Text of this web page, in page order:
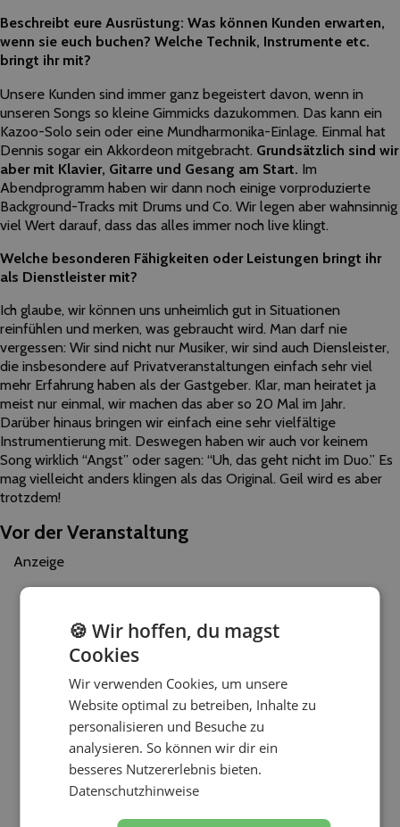
Beschreibt eure Ausrüstung: Was können Kunden erwarten,
wenn sie euch buchen? Welche Technik, Instrumente etc.
bringt ihr mit?
Unsere Kunden sind immer ganz begeistert davon, wenn in
unseren Songs so kleine Gimmicks dazukommen. Das kann ein
Kazoo-Solo sein oder eine Mundharmonika-Einlage. Einmal hat
Dennis sogar ein Akkordeon mitgebracht. Grundsätzlich sind wir
aber mit Klavier, Gitarre und Gesang am Start. Im
Abendprogramm haben wir dann noch einige vorproduzierte
Background-Tracks mit Drums und Co. Wir legen aber wahnsinnig
viel Wert darauf, dass das alles immer noch live klingt.
Welche besonderen Fähigkeiten oder Leistungen bringt ihr
als Dienstleister mit?
Ich glaube, wir können uns unheimlich gut in Situationen
reinfühlen und merken, was gebraucht wird. Man darf nie
vergessen: Wir sind nicht nur Musiker, wir sind auch Diensleister,
die insbesondere auf Privatveranstaltungen einfach sehr viel
mehr Erfahrung haben als der Gastgeber. Klar, man heiratet ja
meist nur einmal, wir machen das aber so 20 Mal im Jahr.
Darüber hinaus bringen wir einfach eine sehr vielfältige
Instrumentierung mit. Deswegen haben wir auch vor keinem
Song wirklich “Angst” oder sagen: “Uh, das geht nicht im Duo.” Es
mag vielleicht anders klingen als das Original. Geil wird es aber
trotzdem!
Vor der Veranstaltung
Anzeige
🍪 Wir hoffen, du magst
Cookies
Wir verwenden Cookies, um unsere
Website optimal zu betreiben, Inhalte zu
personalisieren und Besuche zu
analysieren. So können wir dir ein
besseres Nutzererlebnis bieten.
Datenschutzhinweise